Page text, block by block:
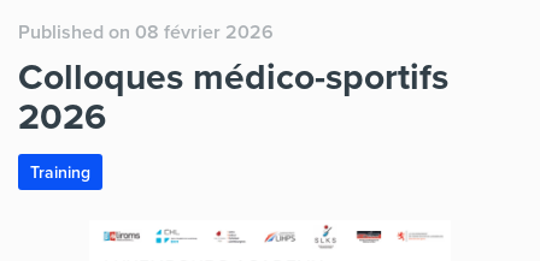
Published on 08 février 2026
Colloques médico-sportifs
2026
Training